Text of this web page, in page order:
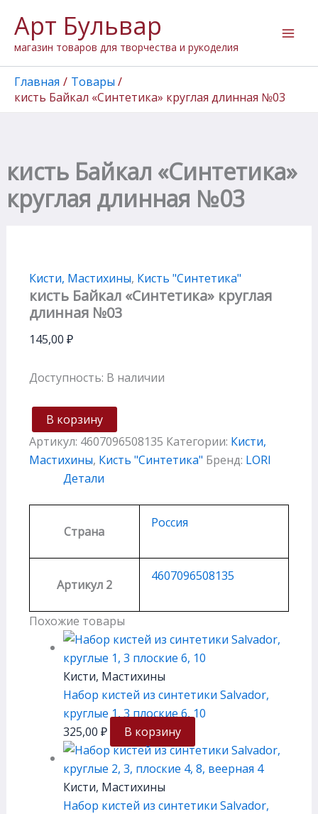
содержимому
Арт Бульвар
магазин товаров для творчества и рукоделия
Главная
Товары
кисть Байкал «Синтетика» круглая длинная №03
кисть Байкал «Синтетика»
круглая длинная №03
Кисти, Мастихины, Кисть "Cинтетика"
кисть Байкал «Синтетика» круглая
длинная №03
145,00 ₽
Доступность: В наличии
товара
кисть
Байкал
"Синтетика"
круглая
длинная
№03
В корзину
Артикул: 4607096508135 Категории: Кисти,
Мастихины, Кисть "Cинтетика" Бренд: LORI
Детали
Страна
Россия
Артикул 2
4607096508135
Похожие товары
Кисти, Мастихины
Набор кистей из синтетики Salvador,
круглые 1, 3 плоские 6, 10
325,00 ₽ В корзину
Кисти, Мастихины
Набор кистей из синтетики Salvador,